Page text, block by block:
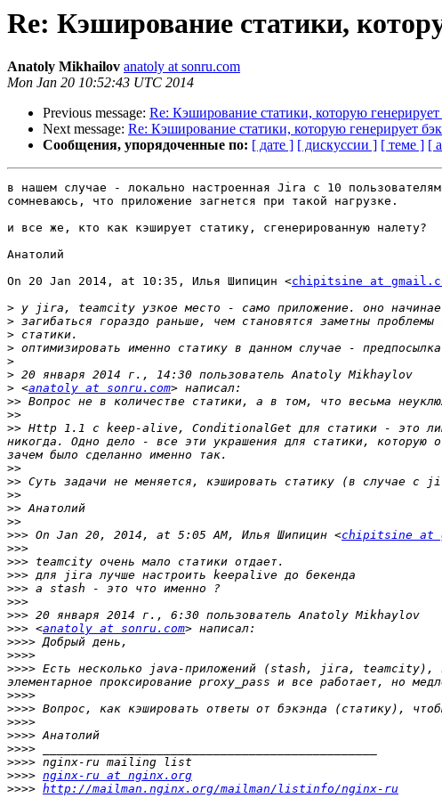
Re: Кэширование статики,
Anatoly Mikhailov anatoly at sonru.com
Mon Jan 20 10:52:43 UTC 2014
Previous message: Re: Кэширование статики, которую генерирует
Next message: Re: Кэширование статики, которую генерирует
Сообщения, упорядоченные по: [ дате ] [ дискуссии ] [ теме ] [
в нашем случае - локально настроенная Jira с 10
сомневаюсь, что приложение загнется при такой нагрузке.
и все же, кто как кэширует статику, сгенерированную налету?
Анатолий
On 20 Jan 2014, at 10:35, Илья Шипицин <chipitsine at
>
>
>
>
>
>
> <anatoly at sonru.com
>>
>>
>> Http 1.1 с keep-alive, ConditionalGet для статики - это лишь
никогда. Одно дело - все эти украшения для статики, которую
>>
>>
>>
>>
>>
>>> On Jan 20, 2014, at 5:05 AM, Илья Шипицин <chipitsine at
>>>
>>>
>>>
>>>
>>>
>>>
>>> <anatoly at sonru.com
>>>>
>>>>
>>>> Есть несколько java-приложений (stash, jira, teamcity), в
>>>>
>>>>
>>>>
>>>>
>>>>
>>>>
>>>> nginx-ru at nginx.org
>>>> http://mailman.nginx.org/mailman/listinfo/nginx-ru